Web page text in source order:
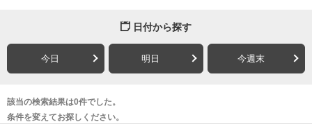
日付から探す
今日 明日 今週末
該当の検索結果は0件でした。
条件を変えてお探しください。